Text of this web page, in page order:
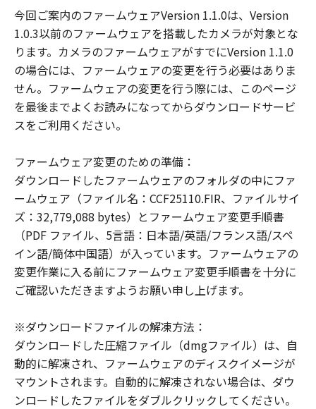
それらの債務不履行、または不法行為によ
りお客様に生じるいかなる損害（通常損
害、特別な事情から生じた損害、およびそ
の他の結果的損害を含みます。かかる結果
を予見し得た場合も含みます。）について
一切責任を負わないものとします。ただ
し、キヤノン、キヤノンの子会社、キヤノ
ンの関連会社、それらの販売代理店または
販売店、ならびにキヤノンのライセンサー
の故意または重過失による債務不履行また
は不法行為に起因してお客様に生じた損害
に対する賠償責任については、免責されな
いものとします。
契約期間
(1) 「本契約」は、お客様が「許諾ソフト
ウェア」をお客様の所有するコンピュータ
む。）にダウンロードした時点で発効し、
下記 (2)により終了されるまで有効に存続
します。
(2) お客様が「本契約」のいずれかの条項
に違反した場合、「本契約」は直ちに終了
今回ご案内のファームウェアVersion 1.1.0は、Version
1.0.3以前のファームウェアを搭載したカメラが対象とな
ります。カメラのファームウェアがすでにVersion 1.1.0
の場合には、ファームウェアの変更を行う必要はありま
せん。ファームウェアの変更を行う際には、このページ
を最後までよくお読みになってからダウンロードサービ
スをご利用ください。
ファームウェア変更のための準備：
ダウンロードしたファームウェアのフォルダの中にファ
ームウェア（ファイル名：CCF25110.FIR、ファイルサイ
ズ：32,779,088 bytes）とファームウェア変更手順書
（PDF ファイル、5言語：日本語/英語/フランス語/スペ
イン語/簡体中国語）が入っています。ファームウェアの
変更作業に入る前にファームウェア変更手順書を十分に
ご確認いただきますようお願い申し上げます。
※ダウンロードファイルの解凍方法：
ダウンロードした圧縮ファイル（dmgファイル）は、自
動的に解凍され、ファームウェアのディスクイメージが
マウントされます。自動的に解凍されない場合は、ダウ
ンロードしたファイルをダブルクリックしてください。